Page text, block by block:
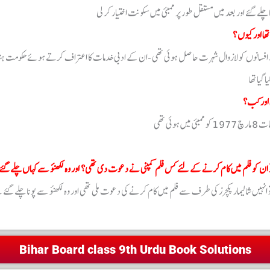
Bihar Board class 9th Urdu Book Solutions